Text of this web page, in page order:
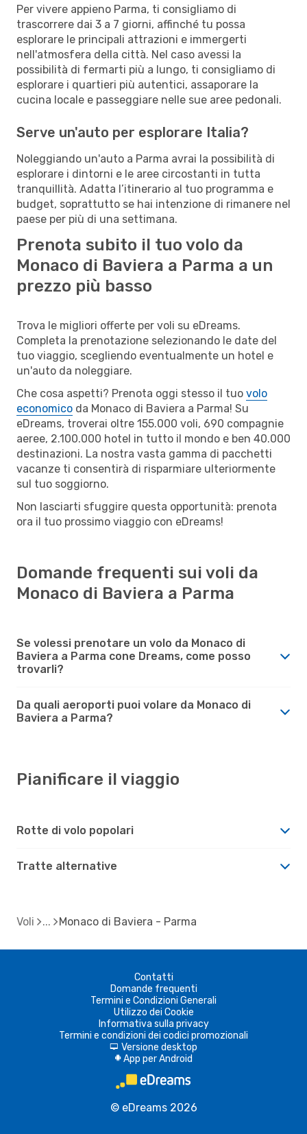
Per vivere appieno Parma, ti consigliamo di
trascorrere dai 3 a 7 giorni, affinché tu possa
esplorare le principali attrazioni e immergerti
nell'atmosfera della città. Nel caso avessi la
possibilità di fermarti più a lungo, ti consigliamo di
esplorare i quartieri più autentici, assaporare la
cucina locale e passeggiare nelle sue aree pedonali.
Serve un'auto per esplorare Italia?
Noleggiando un'auto a Parma avrai la possibilità di
esplorare i dintorni e le aree circostanti in tutta
tranquillità. Adatta l’itinerario al tuo programma e
budget, soprattutto se hai intenzione di rimanere nel
paese per più di una settimana.
Prenota subito il tuo volo da
Monaco di Baviera a Parma a un
prezzo più basso
Trova le migliori offerte per voli su eDreams.
Completa la prenotazione selezionando le date del
tuo viaggio, scegliendo eventualmente un hotel e
un'auto da noleggiare.
Che cosa aspetti? Prenota oggi stesso il tuo volo
economico da Monaco di Baviera a Parma! Su
eDreams, troverai oltre 155.000 voli, 690 compagnie
aeree, 2.100.000 hotel in tutto il mondo e ben 40.000
destinazioni. La nostra vasta gamma di pacchetti
vacanze ti consentirà di risparmiare ulteriormente
sul tuo soggiorno.
Non lasciarti sfuggire questa opportunità: prenota
ora il tuo prossimo viaggio con eDreams!
Domande frequenti sui voli da
Monaco di Baviera a Parma
Se volessi prenotare un volo da Monaco di
Baviera a Parma cone Dreams, come posso
trovarli?
Da quali aeroporti puoi volare da Monaco di
Baviera a Parma?
Pianificare il viaggio
Rotte di volo popolari
Tratte alternative
Voli Monaco di Baviera - Parma
Contatti
Domande frequenti
Termini e Condizioni Generali
Utilizzo dei Cookie
Informativa sulla privacy
Termini e condizioni dei codici promozionali
d Versione desktop
A App per Android
© eDreams 2026